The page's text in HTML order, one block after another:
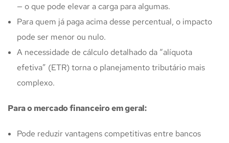
— o que pode elevar a carga para algumas.
Para quem já paga acima desse percentual, o impacto
pode ser menor ou nulo.
A necessidade de cálculo detalhado da “alíquota
efetiva” (ETR) torna o planejamento tributário mais
complexo.
Para o mercado financeiro em geral:
Pode reduzir vantagens competitivas entre bancos